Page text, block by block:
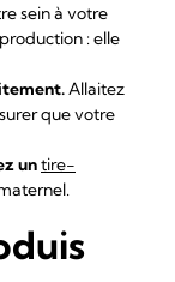
sein à votre
: elle
Allaitez
que votre
untire-